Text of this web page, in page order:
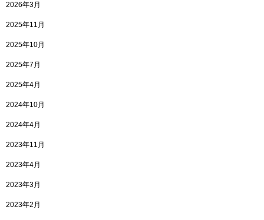
2026年3月
2025年11月
2025年10月
2025年7月
2025年4月
2024年10月
2024年4月
2023年11月
2023年4月
2023年3月
2023年2月